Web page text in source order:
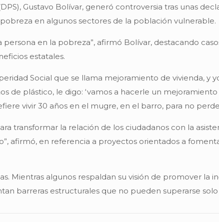
Gustavo Bolívar, generó controversia tras unas
en algunos sectores de la población vulnerable.
en la pobreza”, afirmó Bolívar, destacando
estatales.
Social que se llama mejoramiento de vivienda, y
de plástico, le digo: ‘vamos a hacerle un mejoramiento
vivir 30 años en el mugre, en el barro, para no
transformar la relación de los ciudadanos con la
afirmó, en referencia a proyectos orientados a
Mientras algunos respaldan su visión de promover
barreras estructurales que no pueden superarse